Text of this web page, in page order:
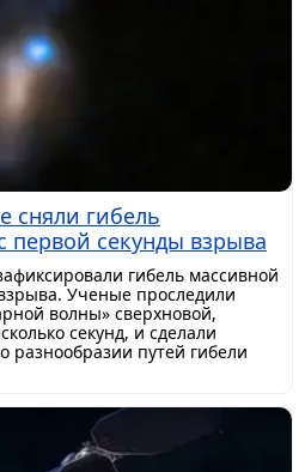
сняли гибель
первой секунды взрыва
гибель массивной
Ученые проследили
волны» сверхновой,
секунд, и сделали
путей гибели